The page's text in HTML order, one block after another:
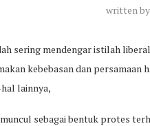
written by
sering mendengar istilah
kebebasan dan persamaan
lainnya,
sebagai bentuk protes